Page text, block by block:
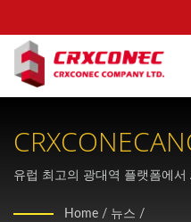
서 차세대 광
보입니다.
유럽 ​​최고의 광대역 플랫폼에
보세요.
Home / 뉴스 /